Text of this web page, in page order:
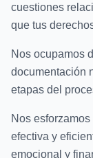
cuestiones
que tus
Nos ocupamos
documentación
etapas del
Nos
efectiva y
emocional y